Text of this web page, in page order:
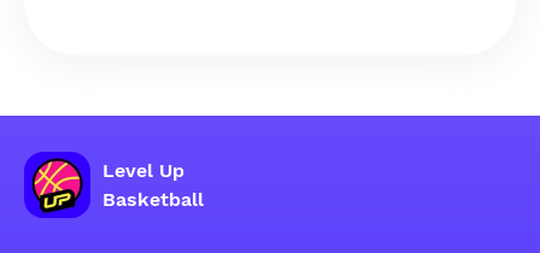
Level Up
Basketball